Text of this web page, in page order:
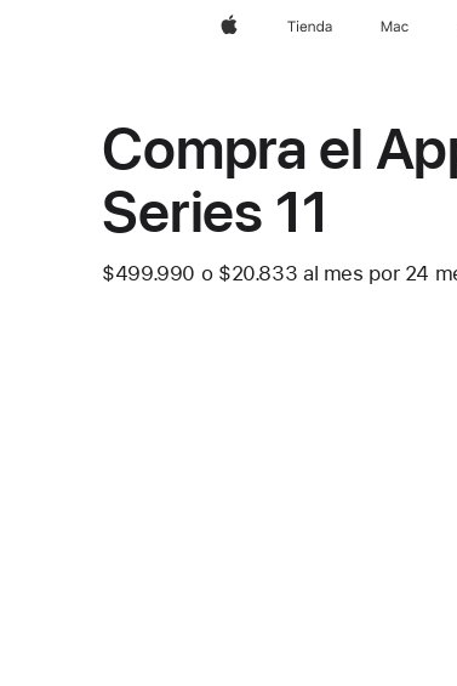
AppleTienda Mac
Compra el
Series 11
$499.990 o $20.833 al mes al mes
por 24